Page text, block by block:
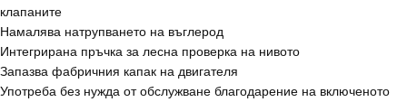
клапаните
Намалява натрупването на въглерод
Интегрирана пръчка за лесна проверка на нивото
Запазва фабричния капак на двигателя
Употреба без нужда от обслужване благодарение на включеното